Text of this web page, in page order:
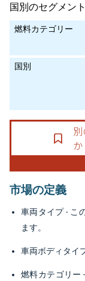
国別のセグメン
燃料カテゴリー
国別
市場の定義
車両タイプ- こ
ます。
車両ボディタイ
燃料カテゴリー